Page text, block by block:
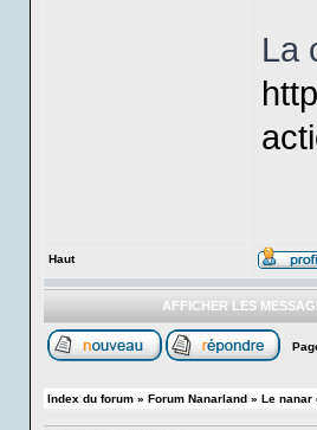
La
Haut
AFFICHER LES
Index du forum » Forum Nanarland » Le nanar